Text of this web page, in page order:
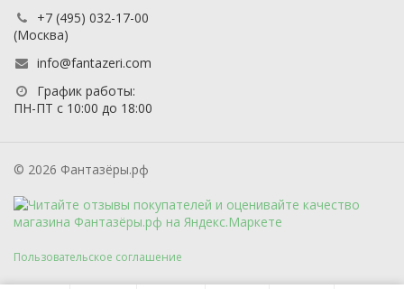
+7 (495) 032-17-00
(Москва)
info@fantazeri.com
График работы:
ПН-ПТ с 10:00 до 18:00
© 2026 Фантазёры.рф
Пользовательское соглашение